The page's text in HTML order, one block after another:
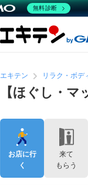
エキテン リラク・ボデ
【ほぐし・
お店に行
く
来て
もらう
無料診断